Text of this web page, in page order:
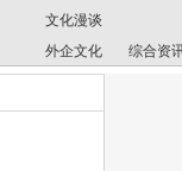
文化漫谈
外企文化 综合资